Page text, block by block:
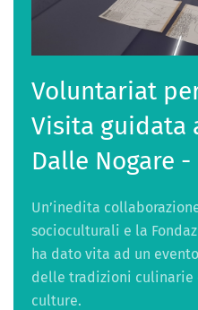
Voluntariat
Visita guidata
Dalle Nogare -
Un’inedita
socioculturali e la
ha dato vita ad un
delle tradizioni culinarie
culture.